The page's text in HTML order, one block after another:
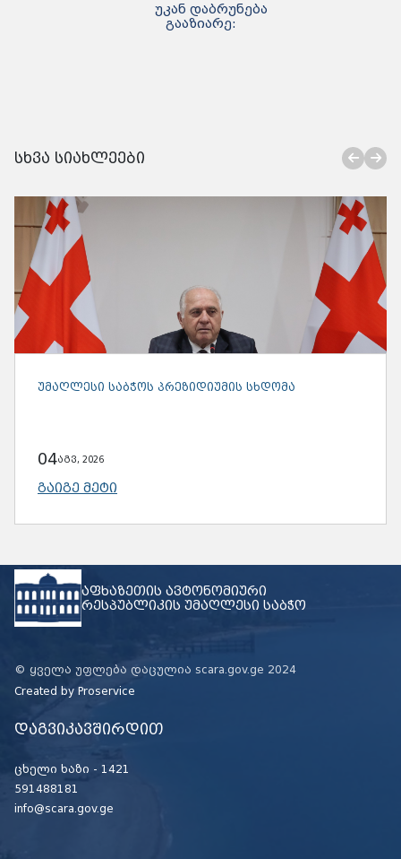
უკან დაბრუნება
გააზიარე:
სხვა სიახლეები
ᲣᲛᲐᲦᲚᲔᲡᲘ ᲡᲐᲑᲭᲝᲡ ᲬᲔᲕᲠᲔᲑᲘ ᲡᲐᲮᲐᲚᲮᲝ
03აგვ, 2026
ᲒᲐᲘᲒᲔ ᲛᲔᲢᲘ
აფხაზეთის ავტონომიური
რესპუბლიკის უმაღლესი საბჭო
© ყველა უფლება დაცულია scara.gov.ge 2024
Created by Proservice
დაგვიკავშირდით
ცხელი ხაზი - 1421
591488181
info@scara.gov.ge